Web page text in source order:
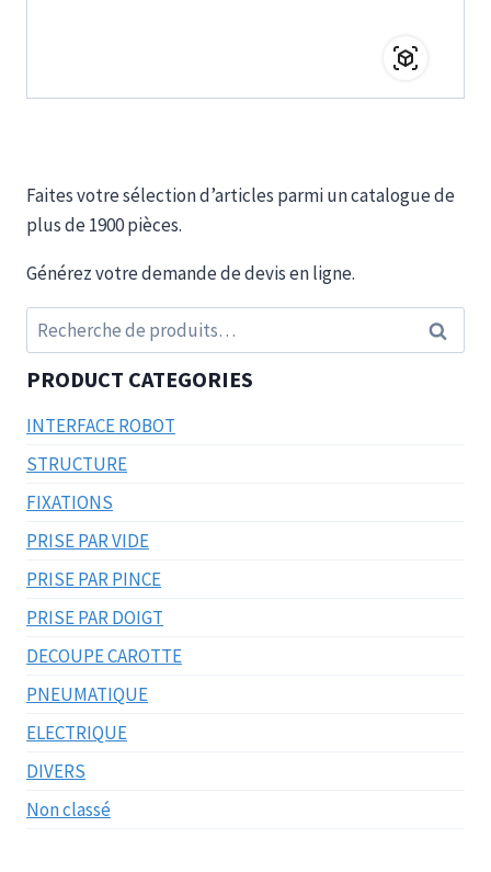
Faites votre sélection d’articles parmi un catalogue de
plus de 1900 pièces.
Générez votre demande de devis en ligne.
Recherche
pour :
PRODUCT CATEGORIES
INTERFACE ROBOT
STRUCTURE
FIXATIONS
PRISE PAR VIDE
PRISE PAR PINCE
PRISE PAR DOIGT
DECOUPE CAROTTE
PNEUMATIQUE
ELECTRIQUE
DIVERS
Non classé